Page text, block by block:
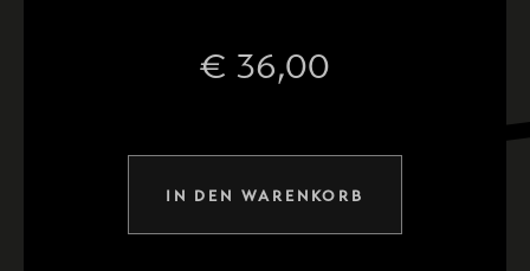
€ 36,00
IN DEN WARENKORB